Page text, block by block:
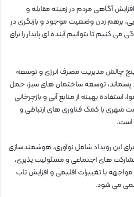
آگاهی مردم در زمینه مقابله و
برهم‌ زدن وضعیت موجود و بازنگری در
کنیم تا بتوانیم آینده ای پایدار را برای
چالش مدیریت مصرف انرژی و توسعه
پسماند، توسعه ساختمان های سبز، حمل
استفاده بهینه از منابع آبی و بازچرخانی
با کمک فناوری های ارتباطی و
این رویداد شامل نوآوری، هوشمندسازی
های اجتماعی و مسئولیت پذیری،
با تغییرات اقلیمی و افزایش تاب
می شود.